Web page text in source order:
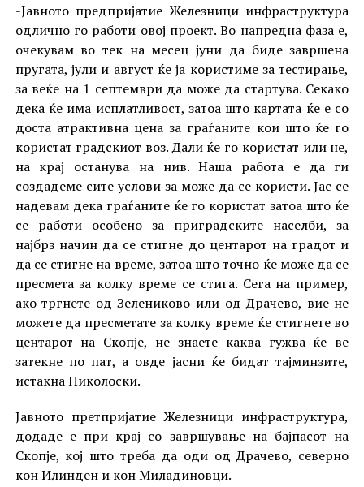
-Јавното предпријатие Железници инфраструктура
одлично го работи овој проект. Во напредна фаза е,
очекувам во тек на месец јуни да биде завршена
пругата, јули и август ќе ја користиме за тестирање,
за веќе на 1 септември да може да стартува. Секако
дека ќе има исплатливост, затоа што картата ќе е со
доста атрактивна цена за граѓаните кои што ќе го
користат градскиот воз. Дали ќе го користат или не,
на крај останува на нив. Наша работа е да ги
создадеме сите услови за може да се користи. Јас се
надевам дека граѓаните ќе го користат затоа што ќе
се работи особено за приградските населби, за
најбрз начин да се стигне до центарот на градот и
да се стигне на време, затоа што точно ќе може да се
пресмета за колку време се стига. Сега на пример,
ако тргнете од Зелениково или од Драчево, вие не
можете да пресметате за колку време ќе стигнете во
центарот на Скопје, не знаете каква гужва ќе ве
затекне по пат, а овде јасни ќе бидат тајминзите,
истакна Николоски.
Јавното претпријатие Железници инфраструктура,
додаде е при крај со завршување на бајпасот на
Скопје, кој што треба да оди од Драчево, северно
кон Илинден и кон Миладиновци.